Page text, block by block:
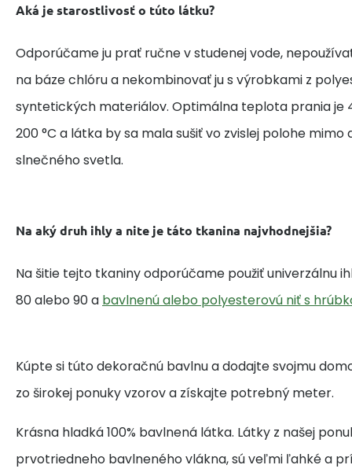
Aká je starostlivosť o túto látku?
Odporúčame ju prať ručne v studenej vode,
na báze chlóru a nekombinovať ju s výrobkami z
syntetických materiálov. Optimálna teplota prania je
200 °C a látka by sa mala sušiť vo zvislej polohe
slnečného svetla.
Na aký druh ihly a nite je táto tkanina najvhodnejšia?
Na šitie tejto tkaniny odporúčame použiť univerzálnu
80 alebo 90 a bavlnenú alebo polyesterovú niť s
Kúpte si túto dekoračnú bavlnu a dodajte svojmu
zo širokej ponuky vzorov a získajte potrebný meter.
Krásna hladká 100% bavlnená látka. Látky z našej
prvotriedneho bavlneného vlákna, sú veľmi ľahké a